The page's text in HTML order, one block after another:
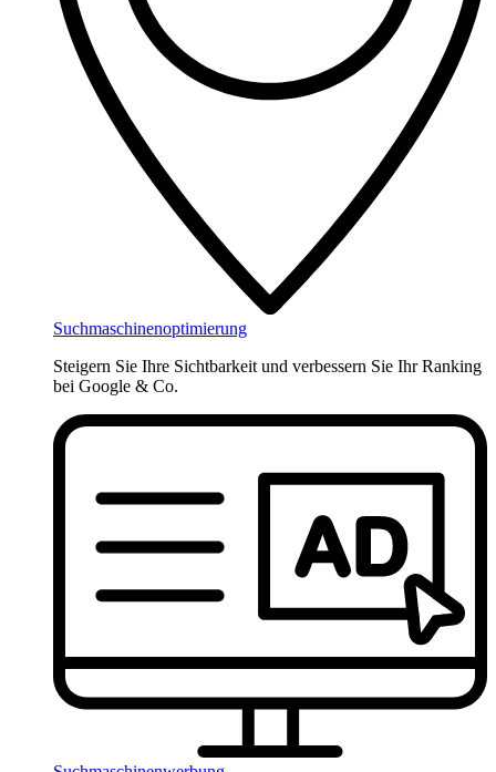
Suchmaschinenoptimierung
Steigern Sie Ihre Sichtbarkeit und verbessern Sie Ihr Ranking
bei Google & Co.